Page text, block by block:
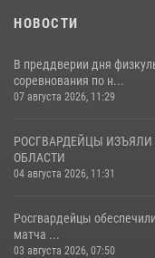
НОВОСТИ
В преддверии дня
соревнования по н...
07 августа 2026, 11:29
РОСГВАРДЕЙЦЫ ИЗЪЯЛИ
ОБЛАСТИ
04 августа 2026, 11:31
Росгвардейцы
матча ...
03 августа 2026, 07:50